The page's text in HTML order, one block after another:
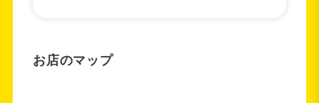
お店のマップ